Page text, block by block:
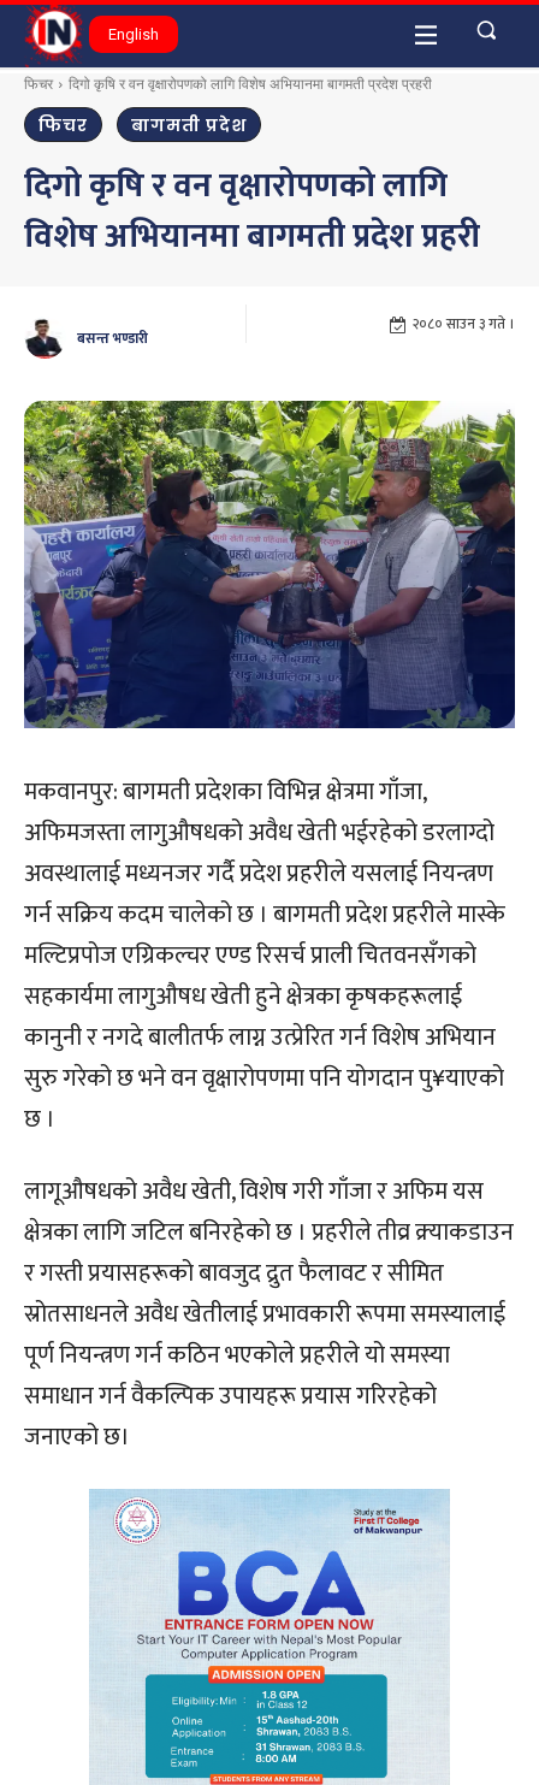
English
फिचर दिगो कृषि र वन वृक्षारोपणको लागि विशेष अभियानमा बागमती प्रदेश प्रहरी
फिचर बागमती प्रदेश
दिगो कृषि र वन वृक्षारोपणको लागि
विशेष अभियानमा बागमती प्रदेश प्रहरी
बसन्त भण्डारी
२०८० साउन ३ गते ।
मकवानपुर: बागमती प्रदेशका विभिन्न क्षेत्रमा गाँजा,
अफिमजस्ता लागुऔषधको अवैध खेती भईरहेको डरलाग्दो
अवस्थालाई मध्यनजर गर्दै प्रदेश प्रहरीले यसलाई नियन्त्रण
गर्न सक्रिय कदम चालेको छ । बागमती प्रदेश प्रहरीले मास्के
मल्टिप्रपोज एग्रिकल्चर एण्ड रिसर्च प्राली चितवनसँगको
सहकार्यमा लागुऔषध खेती हुने क्षेत्रका कृषकहरूलाई
कानुनी र नगदे बालीतर्फ लाग्न उत्प्रेरित गर्न विशेष अभियान
सुरु गरेको छ भने वन वृक्षारोपणमा पनि योगदान पु¥याएको
छ ।
लागूऔषधको अवैध खेती, विशेष गरी गाँजा र अफिम यस
क्षेत्रका लागि जटिल बनिरहेको छ । प्रहरीले तीव्र क्र्याकडाउन
र गस्ती प्रयासहरूको बावजुद द्रुत फैलावट र सीमित
स्रोतसाधनले अवैध खेतीलाई प्रभावकारी रूपमा समस्यालाई
पूर्ण नियन्त्रण गर्न कठिन भएकोले प्रहरीले यो समस्या
समाधान गर्न वैकल्पिक उपायहरू प्रयास गरिरहेको
जनाएको छ।